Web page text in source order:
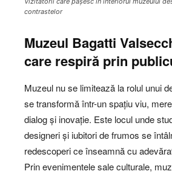
contrastelor
Muzeul Bagatti
care respiră prin
Muzeul nu se limitează la rolul unui
se transformă într-un spațiu viu,
dialog și inovație. Este locul unde
designeri și iubitori de frumos se
redescoperi ce înseamnă cu
Prin evenimentele sale culturale,